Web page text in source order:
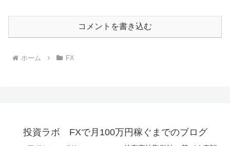
コメントを書き込む
ホーム FX
投資ラボ FXで月100万円稼ぐまでのブログ